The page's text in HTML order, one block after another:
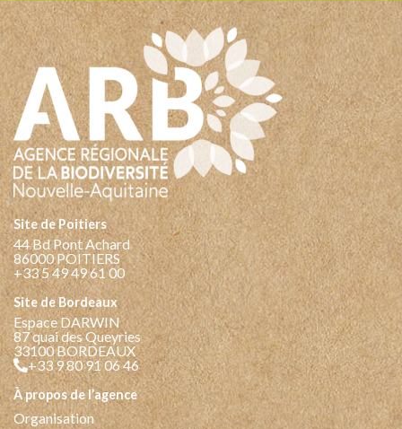
Site de Poitiers
44 Bd Pont Achard
86000 POITIERS
+33 5 49 49 61 00
Site de Bordeaux
Espace DARWIN
87 quai des Queyries
33100 BORDEAUX
+33 9 80 91 06 46
à propos de l’agence
Organisation